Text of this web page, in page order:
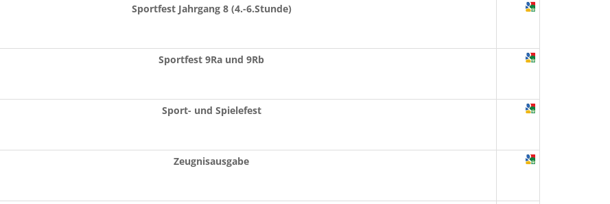
Sportfest Jahrgang 8 (4.-6.Stunde)
Sportfest 9Ra und 9Rb
Sport- und Spielefest
Zeugnisausgabe